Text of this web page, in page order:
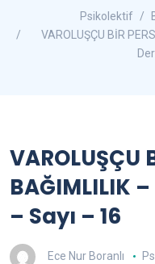
Psikolektif
VAROLUŞÇU BİR
VAROLUŞÇU
BAĞIMLILIK
– Sayı – 16
Ece Nur Boranlı